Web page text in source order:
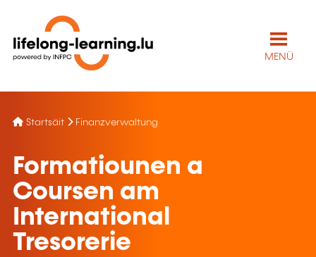
MENÜ
Startsäit Finanzverwaltung
Formatiounen a
Coursen am
International
Tresorerie